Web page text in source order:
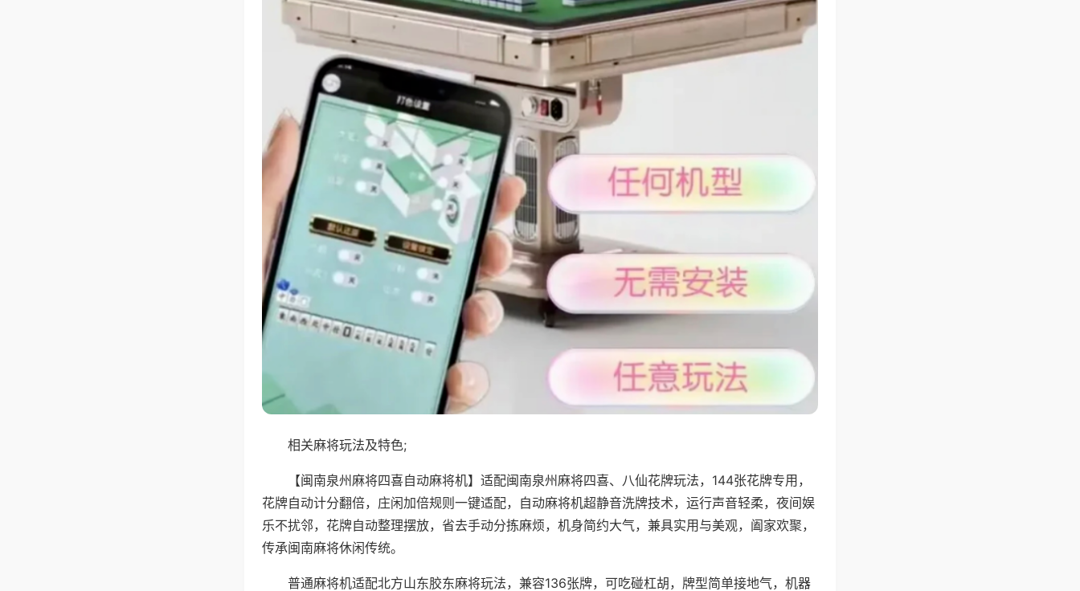
相关麻将玩法及特色;
【闽南泉州麻将四喜自动麻将机】适配闽南泉州麻将四喜、八仙花牌玩法，144张花牌专用，
花牌自动计分翻倍，庄闲加倍规则一键适配，自动麻将机超静音洗牌技术，运行声音轻柔，夜间娱
乐不扰邻，花牌自动整理摆放，省去手动分拣麻烦，机身简约大气，兼具实用与美观，阖家欢聚，
传承闽南麻将休闲传统。
普通麻将机适配北方山东胶东麻将玩法，兼容136张牌，可吃碰杠胡，牌型简单接地气，机器